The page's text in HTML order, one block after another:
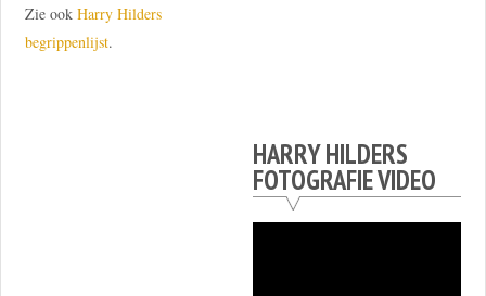
Zie ook Harry Hilders
begrippenlijst.
HARRY HILDERS
FOTOGRAFIE VIDEO